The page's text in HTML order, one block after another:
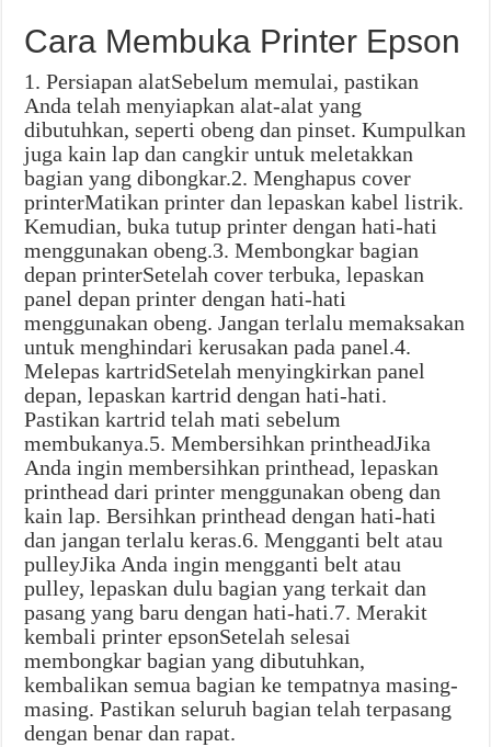
Cara Membuka Printer Epson
1. Persiapan alatSebelum memulai, pastikan
Anda telah menyiapkan alat-alat yang
dibutuhkan, seperti obeng dan pinset. Kumpulkan
juga kain lap dan cangkir untuk meletakkan
bagian yang dibongkar.2. Menghapus cover
printerMatikan printer dan lepaskan kabel listrik.
Kemudian, buka tutup printer dengan hati-hati
menggunakan obeng.3. Membongkar bagian
depan printerSetelah cover terbuka, lepaskan
panel depan printer dengan hati-hati
menggunakan obeng. Jangan terlalu memaksakan
untuk menghindari kerusakan pada panel.4.
Melepas kartridSetelah menyingkirkan panel
depan, lepaskan kartrid dengan hati-hati.
Pastikan kartrid telah mati sebelum
membukanya.5. Membersihkan printheadJika
Anda ingin membersihkan printhead, lepaskan
printhead dari printer menggunakan obeng dan
kain lap. Bersihkan printhead dengan hati-hati
dan jangan terlalu keras.6. Mengganti belt atau
pulleyJika Anda ingin mengganti belt atau
pulley, lepaskan dulu bagian yang terkait dan
pasang yang baru dengan hati-hati.7. Merakit
kembali printer epsonSetelah selesai
membongkar bagian yang dibutuhkan,
kembalikan semua bagian ke tempatnya masing-
masing. Pastikan seluruh bagian telah terpasang
dengan benar dan rapat.